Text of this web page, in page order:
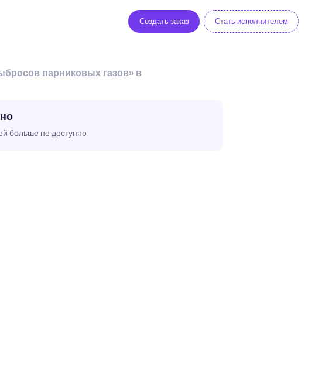
Создать заказ Стать исполнителем
парниковых газов» в
больше не доступно